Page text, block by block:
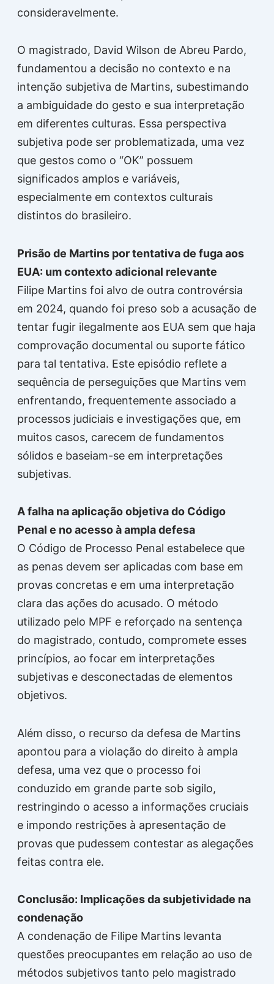
consideravelmente.
O magistrado, David Wilson de Abreu Pardo,
fundamentou a decisão no contexto e na
intenção subjetiva de Martins, subestimando
a ambiguidade do gesto e sua interpretação
em diferentes culturas. Essa perspectiva
subjetiva pode ser problematizada, uma vez
que gestos como o “OK” possuem
significados amplos e variáveis,
especialmente em contextos culturais
distintos do brasileiro.
Prisão de Martins por tentativa de fuga aos
EUA: um contexto adicional relevante
Filipe Martins foi alvo de outra controvérsia
em 2024, quando foi preso sob a acusação de
tentar fugir ilegalmente aos EUA sem que haja
comprovação documental ou suporte fático
para tal tentativa. Este episódio reflete a
sequência de perseguições que Martins vem
enfrentando, frequentemente associado a
processos judiciais e investigações que, em
muitos casos, carecem de fundamentos
sólidos e baseiam-se em interpretações
subjetivas.
A falha na aplicação objetiva do Código
Penal e no acesso à ampla defesa
O Código de Processo Penal estabelece que
as penas devem ser aplicadas com base em
provas concretas e em uma interpretação
clara das ações do acusado. O método
utilizado pelo MPF e reforçado na sentença
do magistrado, contudo, compromete esses
princípios, ao focar em interpretações
subjetivas e desconectadas de elementos
objetivos.
Além disso, o recurso da defesa de Martins
apontou para a violação do direito à ampla
defesa, uma vez que o processo foi
conduzido em grande parte sob sigilo,
restringindo o acesso a informações cruciais
e impondo restrições à apresentação de
provas que pudessem contestar as alegações
feitas contra ele.
Conclusão: Implicações da subjetividade na
condenação
A condenação de Filipe Martins levanta
questões preocupantes em relação ao uso de
métodos subjetivos tanto pelo magistrado